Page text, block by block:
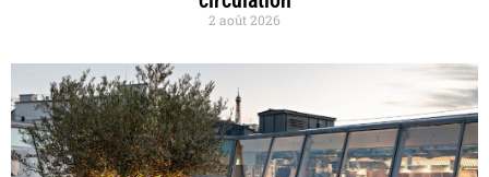
2 août 2026